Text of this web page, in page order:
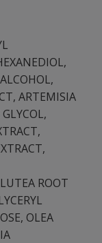
ARTEMISIA
ROOT
OLEA